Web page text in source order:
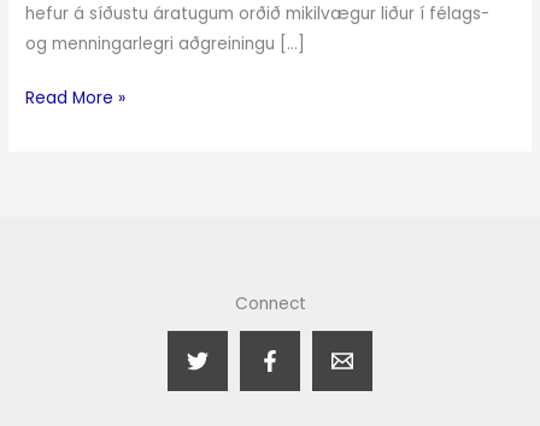
hefur á síðustu áratugum orðið mikilvægur liður í félags-
og menningarlegri aðgreiningu […]
Read More »
Connect